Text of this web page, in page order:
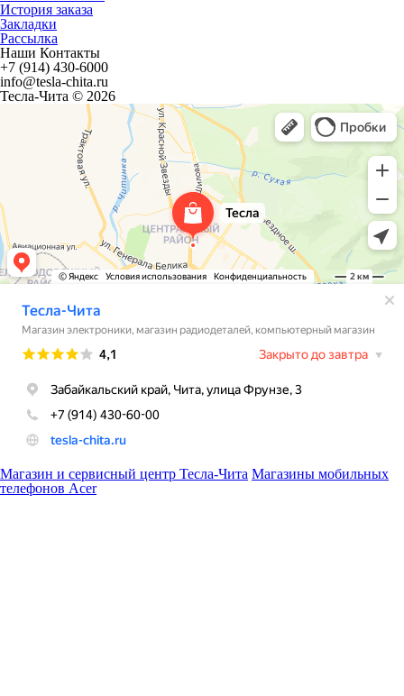
История заказа
Закладки
Рассылка
Наши Контакты
+7 (914) 430-6000
info@tesla-chita.ru
Тесла-Чита © 2026
Магазин и сервисный центр Тесла-Чита Магазины мобильных
телефонов Acer